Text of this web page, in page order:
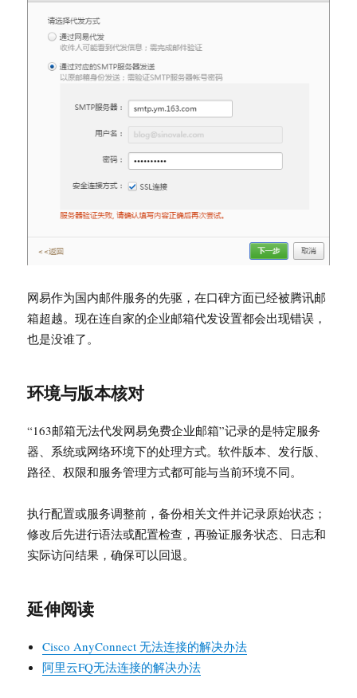
网易作为国内邮件服务的先驱，在口碑方面已经被腾讯邮
箱超越。现在连自家的企业邮箱代发设置都会出现错误，
也是没谁了。
环境与版本核对
“163邮箱无法代发网易免费企业邮箱”记录的是特定服务
器、系统或网络环境下的处理方式。软件版本、发行版、
路径、权限和服务管理方式都可能与当前环境不同。
执行配置或服务调整前，备份相关文件并记录原始状态；
修改后先进行语法或配置检查，再验证服务状态、日志和
实际访问结果，确保可以回退。
延伸阅读
Cisco AnyConnect 无法连接的解决办法
阿里云FQ无法连接的解决办法